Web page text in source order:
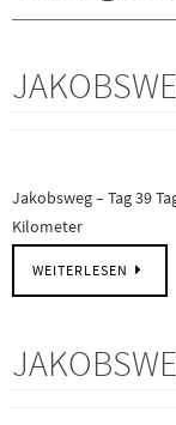
Jakobsweg – Tag 39
Kilometer
WEITERLESEN